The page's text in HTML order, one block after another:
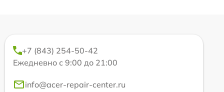
+7 (843) 254-50-42
Ежедневно с 9:00 до 21:00
info@acer-repair-center.ru